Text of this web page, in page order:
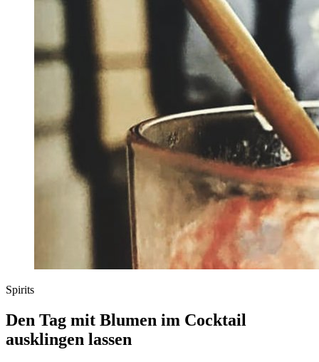
Spirits
Den Tag mit Blumen im Cocktail
ausklingen lassen